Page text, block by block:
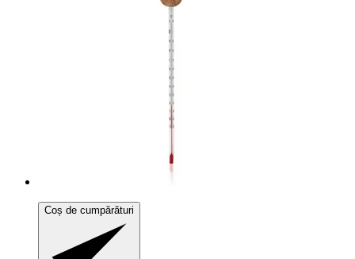
Coș de cumpărături